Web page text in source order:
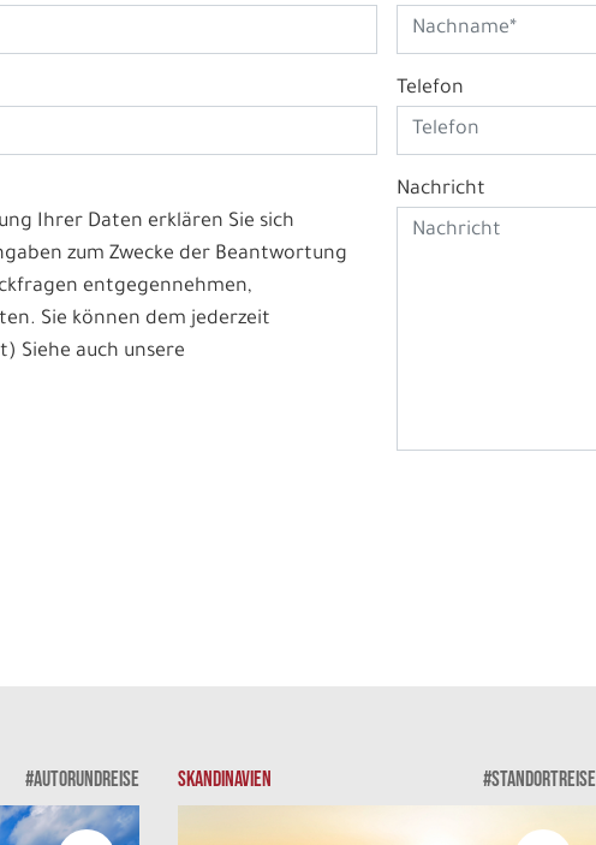
Telefon
Ihrer Daten erklären Sie sich
zum Zwecke der Beantwortung
entgegennehmen,
Sie können dem jederzeit
Siehe auch unsere
Nachricht
#AUTORUNDREISE SKANDINAVIEN #STANDORTREISE